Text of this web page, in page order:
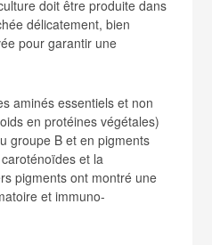
doit être produite dans
délicatement, bien
pour garantir une
aminés essentiels et non
en protéines végétales)
groupe B et en pigments
et la
pigments ont montré une
et immuno-